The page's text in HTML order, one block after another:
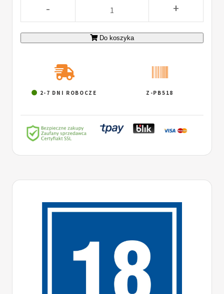
- +
Do koszyka
2-7 DNI ROBOCZE Z-PB518